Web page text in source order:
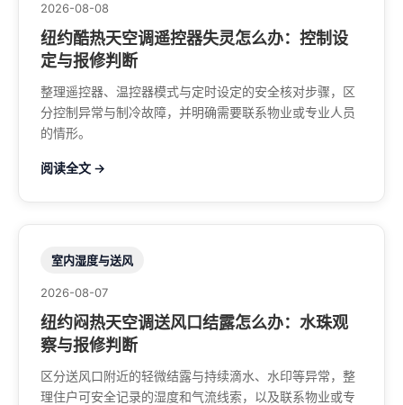
2026-08-08
纽约酷热天空调遥控器失灵怎么办：控制设
定与报修判断
整理遥控器、温控器模式与定时设定的安全核对步骤，区
分控制异常与制冷故障，并明确需要联系物业或专业人员
的情形。
阅读全文 →
室内湿度与送风
2026-08-07
纽约闷热天空调送风口结露怎么办：水珠观
察与报修判断
区分送风口附近的轻微结露与持续滴水、水印等异常，整
理住户可安全记录的湿度和气流线索，以及联系物业或专